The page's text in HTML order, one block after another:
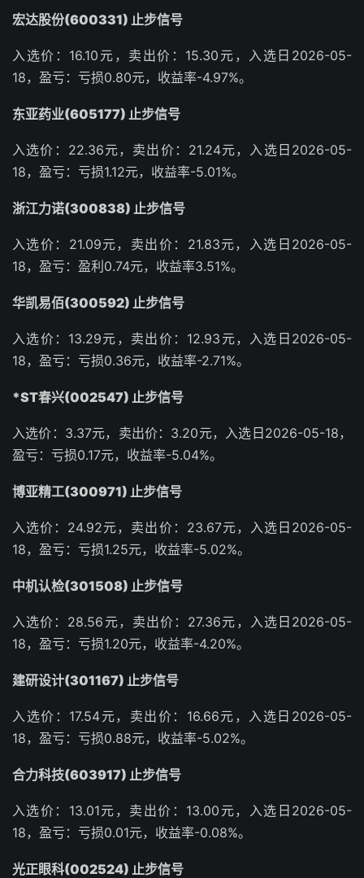
宏达股份(600331) 止步信号
入选价：16.10元，卖出价：15.30元，入选日2026-05-
18，盈亏：亏损0.80元，收益率-4.97%。
东亚药业(605177) 止步信号
入选价：22.36元，卖出价：21.24元，入选日2026-05-
18，盈亏：亏损1.12元，收益率-5.01%。
浙江力诺(300838) 止步信号
入选价：21.09元，卖出价：21.83元，入选日2026-05-
18，盈亏：盈利0.74元，收益率3.51%。
华凯易佰(300592) 止步信号
入选价：13.29元，卖出价：12.93元，入选日2026-05-
18，盈亏：亏损0.36元，收益率-2.71%。
*ST春兴(002547) 止步信号
入选价：3.37元，卖出价：3.20元，入选日2026-05-18，
盈亏：亏损0.17元，收益率-5.04%。
博亚精工(300971) 止步信号
入选价：24.92元，卖出价：23.67元，入选日2026-05-
18，盈亏：亏损1.25元，收益率-5.02%。
中机认检(301508) 止步信号
入选价：28.56元，卖出价：27.36元，入选日2026-05-
18，盈亏：亏损1.20元，收益率-4.20%。
建研设计(301167) 止步信号
入选价：17.54元，卖出价：16.66元，入选日2026-05-
18，盈亏：亏损0.88元，收益率-5.02%。
合力科技(603917) 止步信号
入选价：13.01元，卖出价：13.00元，入选日2026-05-
18，盈亏：亏损0.01元，收益率-0.08%。
光正眼科(002524) 止步信号